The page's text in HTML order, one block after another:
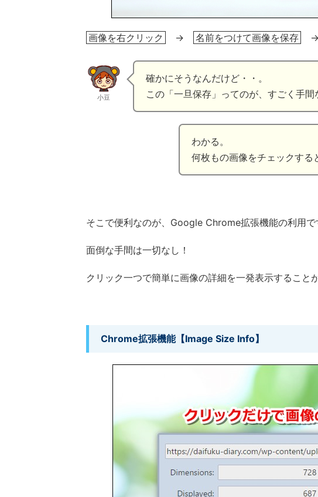
画像を右クリック → 名前をつけて画像を保存
小豆
確かにそうなんだけど・・。
この「一旦保存」ってのが、すごく手間
わかる。
何枚もの画像をチェックする
そこで便利なのが、Google Chrome拡張機能の利用で
面倒な手間は一切なし！
クリック一つで簡単に画像の詳細を一発表示すること
Chrome拡張機能【Image Size Info】